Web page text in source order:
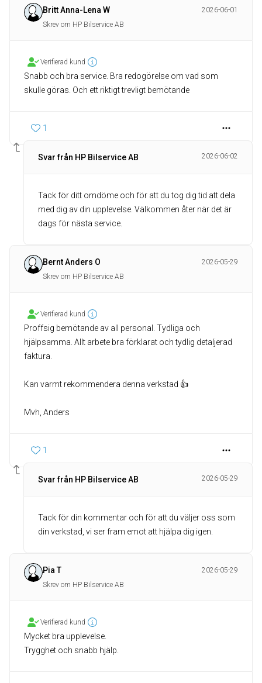
Britt Anna-Lena W
2026-06-01
Skrev om HP Bilservice AB
Verifierad kund
Snabb och bra service. Bra redogörelse om vad som
skulle göras. Och ett riktigt trevligt bemötande
1
Svar från HP Bilservice AB 2026-06-02
Tack för ditt omdöme och för att du tog dig tid att dela
med dig av din upplevelse. Välkommen åter när det är
dags för nästa service.
Bernt Anders O
2026-05-29
Skrev om HP Bilservice AB
Verifierad kund
Proffsig bemötande av all personal. Tydliga och
hjälpsamma. Allt arbete bra förklarat och tydlig detaljerad
faktura.
Kan varmt rekommendera denna verkstad 👍
Mvh, Anders
1
Svar från HP Bilservice AB 2026-05-29
Tack för din kommentar och för att du väljer oss som
din verkstad, vi ser fram emot att hjälpa dig igen.
Pia T
2026-05-29
Skrev om HP Bilservice AB
Verifierad kund
Mycket bra upplevelse.
Trygghet och snabb hjälp.